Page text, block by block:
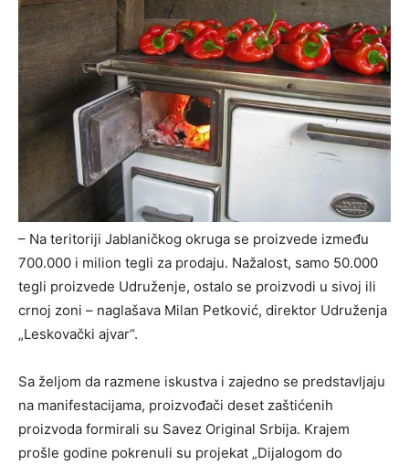
– Na teritoriji Jablaničkog okruga se proizvede između
700.000 i milion tegli za prodaju. Nažalost, samo 50.000
tegli proizvede Udruženje, ostalo se proizvodi u sivoj ili
crnoj zoni – naglašava Milan Petković, direktor Udruženja
„Leskovački ajvar“.
Sa željom da razmene iskustva i zajedno se predstavljaju
na manifestacijama, proizvođači deset zaštićenih
proizvoda formirali su Savez Original Srbija. Krajem
prošle godine pokrenuli su projekat „Dijalogom do